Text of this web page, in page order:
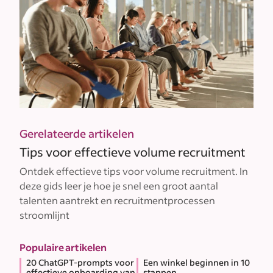
Gerelateerde artikelen
Tips voor effectieve volume recruitment
Ontdek effectieve tips voor volume recruitment. In
deze gids leer je hoe je snel een groot aantal
talenten aantrekt en recruitmentprocessen
stroomlijnt
Populaire artikelen
20 ChatGPT-prompts voor
Een winkel beginnen in 10